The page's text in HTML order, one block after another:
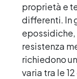
proprietà e
differenti. In
resistenza
richiedono
varia tra le